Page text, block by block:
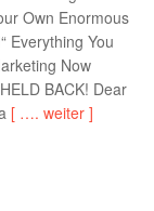
Own Enormous
Everything You
Now
BACK! Dear
[ …. weiter ]